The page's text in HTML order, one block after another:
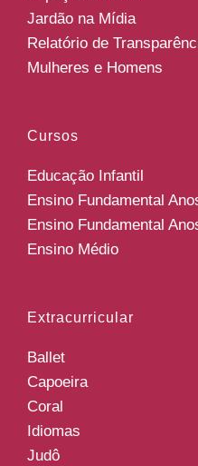
Jardão na Mídia
Relatório de
Mulheres e Homens
Cursos
Educação Infantil
Ensino Fundamental
Ensino Fundamental
Ensino Médio
Extracurricular
Ballet
Capoeira
Coral
Idiomas
Judô